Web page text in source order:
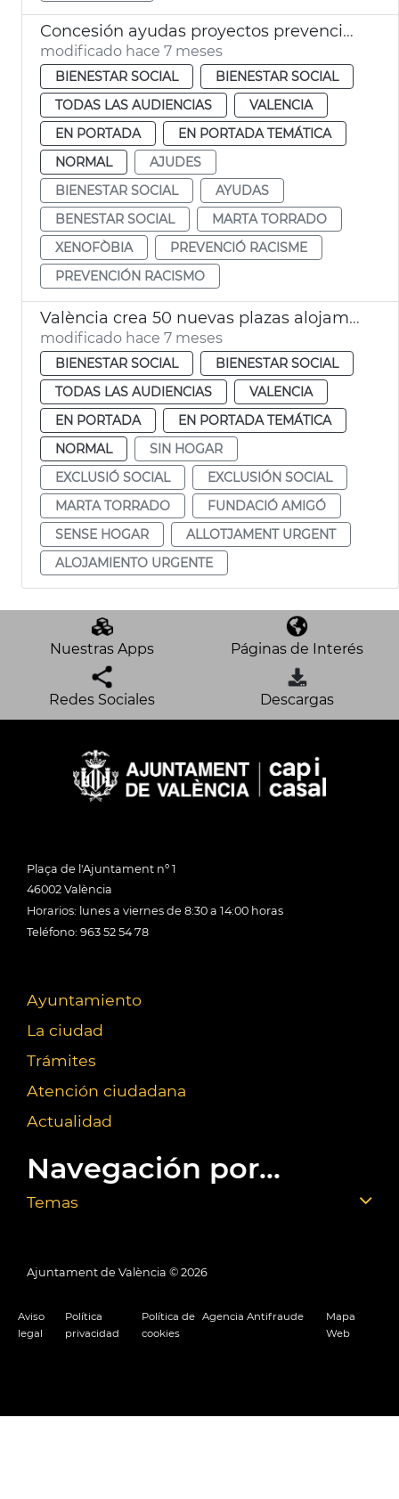
Concesión ayudas proyectos prevención racismo y xenofobia 2025
modificado hace 7 meses
BIENESTAR SOCIAL
BIENESTAR SOCIAL
TODAS LAS AUDIENCIAS
VALENCIA
EN PORTADA
EN PORTADA TEMÁTICA
NORMAL
AJUDES
BIENESTAR SOCIAL
AYUDAS
BENESTAR SOCIAL
MARTA TORRADO
XENOFÒBIA
PREVENCIÓ RACISME
PREVENCIÓN RACISMO
València crea 50 nuevas plazas alojamiento urgente
modificado hace 7 meses
BIENESTAR SOCIAL
BIENESTAR SOCIAL
TODAS LAS AUDIENCIAS
VALENCIA
EN PORTADA
EN PORTADA TEMÁTICA
NORMAL
SIN HOGAR
EXCLUSIÓ SOCIAL
EXCLUSIÓN SOCIAL
MARTA TORRADO
FUNDACIÓ AMIGÓ
SENSE HOGAR
ALLOTJAMENT URGENT
ALOJAMIENTO URGENTE
Nuestras Apps Páginas de Interés
Redes Sociales Descargas
Plaça de l'Ajuntament nº 1
46002 València
Horarios: lunes a viernes de 8:30 a 14:00 horas
Teléfono: 963 52 54 78
Ayuntamiento
La ciudad
Trámites
Atención ciudadana
Actualidad
Navegación por...
Temas
Ajuntament de València © 2026
Aviso
legal
Política
privacidad
Política de
cookies
Agencia Antifraude
Mapa
Web